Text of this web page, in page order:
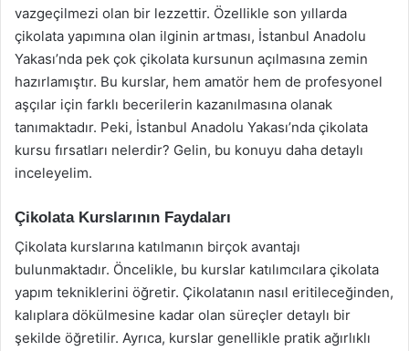
vazgeçilmezi olan bir lezzettir. Özellikle son yıllarda
çikolata yapımına olan ilginin artması, İstanbul Anadolu
Yakası’nda pek çok çikolata kursunun açılmasına zemin
hazırlamıştır. Bu kurslar, hem amatör hem de profesyonel
aşçılar için farklı becerilerin kazanılmasına olanak
tanımaktadır. Peki, İstanbul Anadolu Yakası’nda çikolata
kursu fırsatları nelerdir? Gelin, bu konuyu daha detaylı
inceleyelim.
Çikolata Kurslarının Faydaları
Çikolata kurslarına katılmanın birçok avantajı
bulunmaktadır. Öncelikle, bu kurslar katılımcılara çikolata
yapım tekniklerini öğretir. Çikolatanın nasıl eritileceğinden,
kalıplara dökülmesine kadar olan süreçler detaylı bir
şekilde öğretilir. Ayrıca, kurslar genellikle pratik ağırlıklı